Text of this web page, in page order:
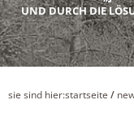
UND DURCH DIE
sie sind hier:startseite /